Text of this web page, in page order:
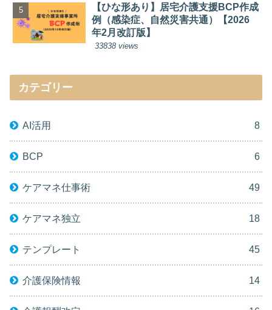
【ひな形あり】居宅介護支援BCP作成
例（感染症、自然災害共通）【2026
年2月改訂版】
33838 views
カテゴリー
AI活用 8
BCP 6
ケアマネ仕事術 49
ケアマネ独立 18
テンプレート 45
介護保険情報 14